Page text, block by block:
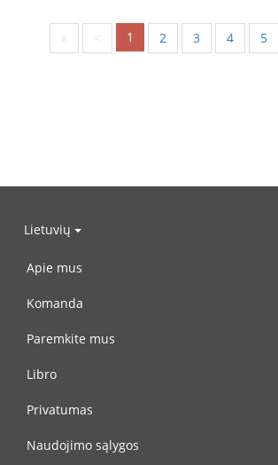
« < 1 2 3 4 5
Lietuvių
Apie mus
Komanda
Paremkite mus
Libro
Privatumas
Naudojimo sąlygos